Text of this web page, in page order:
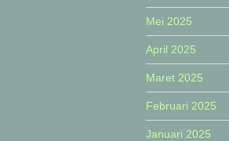
Mei 2025
April 2025
Maret 2025
Februari 2025
Januari 2025